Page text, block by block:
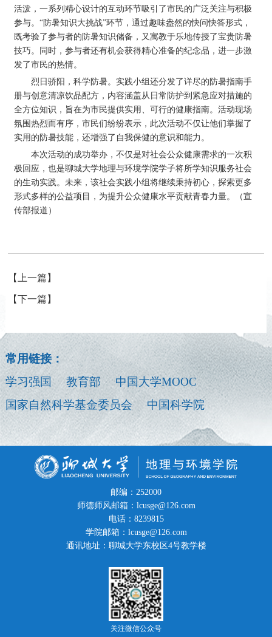
活泼，一系列精心设计的互动环节吸引了市民的广泛关注与积极
参与。“防暑知识大挑战”环节，通过趣味盎然的快问快答形式，
既考验了参与者的防暑知识储备，又寓教于乐地传授了宝贵防暑
技巧。同时，参与者还有机会获得精心准备的纪念品，进一步激
发了市民的热情。
烈日骄阳，科学防暑。实践小组还分发了详尽的防暑指南手
册与创意清凉饮品配方，内容涵盖从日常防护到紧急应对措施的
全方位知识，旨在为市民提供实用、可行的健康指南。活动现场
氛围热烈而有序，市民们纷纷表示，此次活动不仅让他们掌握了
实用的防暑技能，还增强了自我保健的意识和能力。
本次活动的成功举办，不仅是对社会公众健康需求的一次积
极回应，也是聊城大学地理与环境学院学子将所学知识服务社会
的生动实践。未来，该社会实践小组将继续秉持初心，探索更多
形式多样的公益项目，为提升公众健康水平贡献青春力量。（宣
传部报道）
【上一篇】
【下一篇】
常用链接：
学习强国
教育部
中国大学MOOC
国家自然科学基金委员会
中国科学院
邮编：252000
师德师风邮箱：lcusge@126.com
电话：8239815
学院邮箱：lcusge@126.com
通讯地址：聊城大学东校区4号教学楼
关注微信公众号